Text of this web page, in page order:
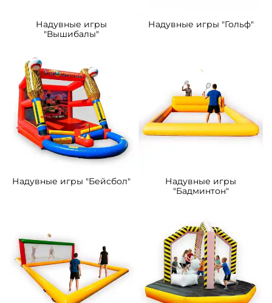
Надувные игры
"Вышибалы"
Надувные игры "Гольф"
Надувные игры "Бейсбол"
Надувные игры
"Бадминтон"